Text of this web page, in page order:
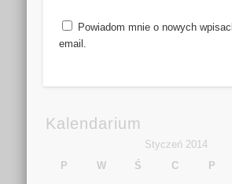
Powiadom mnie o nowych
email.
Kalendarium
Styczeń 2014
P
W Ś C P